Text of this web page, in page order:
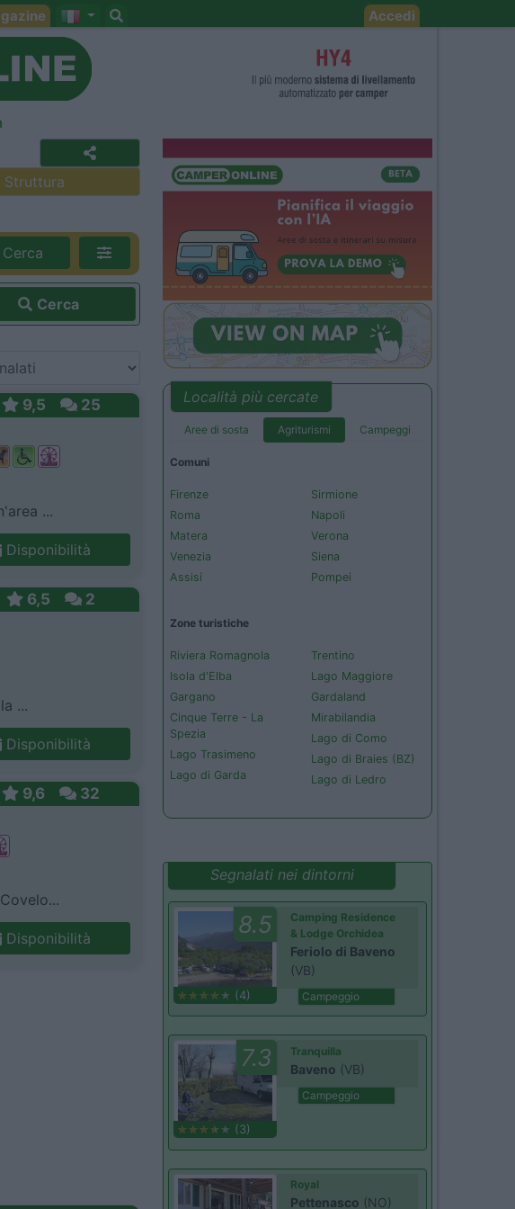
Accedi
Struttura
Cerca
Cerca
9,5 25
...
Disponibilità
6,5 2
...
Disponibilità
9,6 32
Disponibilità
Località più cercate
Aree di sosta Agriturismi Campeggi
Comuni
Firenze
Roma
Matera
Venezia
Assisi
Sirmione
Napoli
Verona
Siena
Pompei
Zone turistiche
Riviera Romagnola
Isola d'Elba
Gargano
Cinque Terre - La
Spezia
Lago Trasimeno
Lago di Garda
Trentino
Lago Maggiore
Gardaland
Mirabilandia
Lago di Como
Lago di Braies (BZ)
Lago di Ledro
Segnalati nei dintorni
8.5
(4)
Camping Residence
& Lodge Orchidea
Feriolo di Baveno
(VB)
Campeggio
7.3
(3)
Tranquilla
Baveno (VB)
Campeggio
Royal
Pettenasco (NO)